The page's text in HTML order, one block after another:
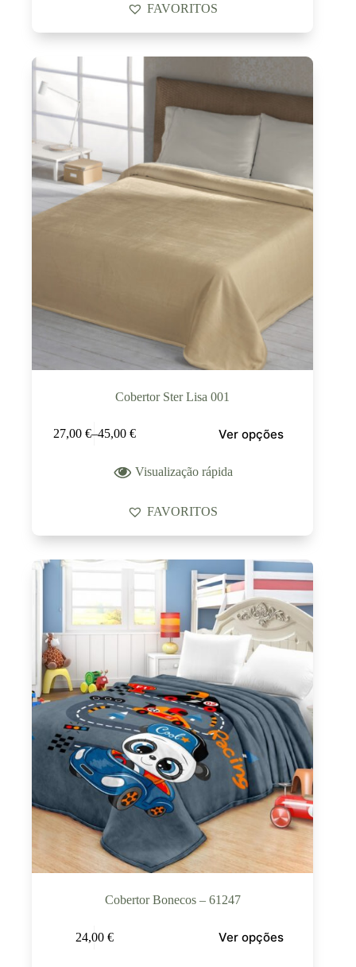
FAVORITOS
Cobertor Ster Lisa 001
27,00 €–45,00 € Ver opções
Visualização rápida
FAVORITOS
Cobertor Bonecos – 61247
24,00 € Ver opções